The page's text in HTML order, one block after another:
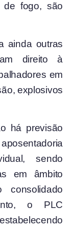
fogo, são
ainda outras
direito à
em
explosivos
há previsão
sendo
em âmbito
consolidado
o PLC